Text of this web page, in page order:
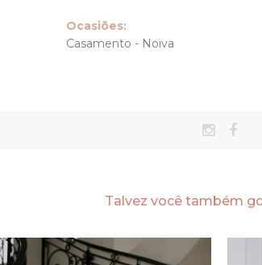
Ocasiões:
Casamento - Noiva
Talvez você também